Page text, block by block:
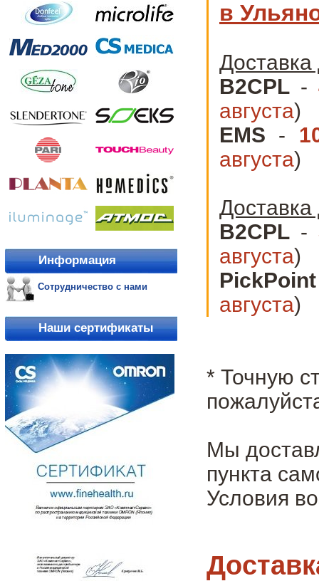
Информация
Сотрудничество с нами
Наши сертификаты
в
Доставка
B2CPL -
августа)
EMS -
августа)
Доставка
B2CPL -
августа)
PickPoint
августа)
* Точную
Мы
пункта
Условия